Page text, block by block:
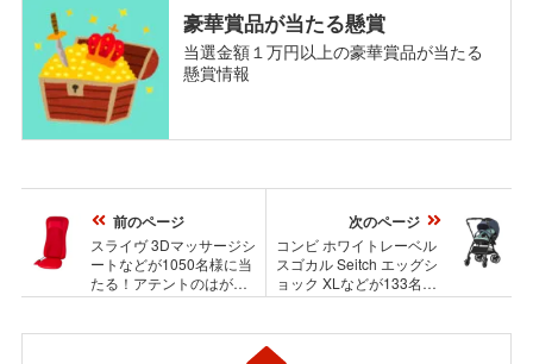
豪華賞品が当たる懸賞
当選金額１万円以上の豪華賞品が当たる
懸賞情報
前のページ
スライヴ 3Dマッサージシ
ートなどが1050名様に当
たる！アテントのはがき
懸賞 クロスワードキャン
次のページ
コンビ ホワイトレーベル
スゴカル Seitch エッグシ
ョック XLなどが133名様
に当たる！キューピーベ
キャンペーン